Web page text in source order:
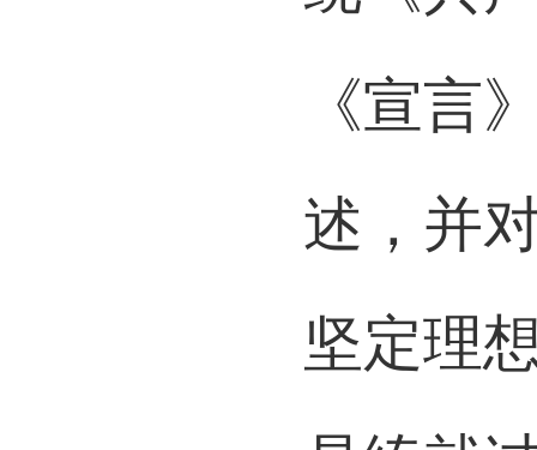
《宣言
述，并
坚定理